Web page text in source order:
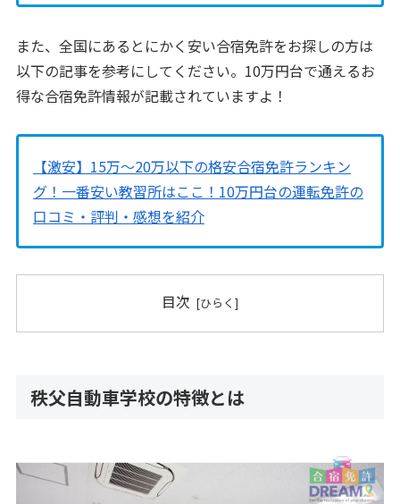
また、全国にあるとにかく安い合宿免許をお探しの方は
以下の記事を参考にしてください。10万円台で通えるお
得な合宿免許情報が記載されていますよ！
【激安】15万〜20万以下の格安合宿免許ランキン
グ！一番安い教習所はここ！10万円台の運転免許の
口コミ・評判・感想を紹介
目次
秩父自動車学校の特徴とは